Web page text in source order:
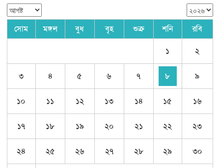
সোম মঙ্গল বুধ বৃহ শুক্র শনি রবি
১ ২
৩ ৪ ৫ ৬ ৭ ৮ ৯
১০ ১১ ১২ ১৩ ১৪ ১৫ ১৬
১৭ ১৮ ১৯ ২০ ২১ ২২ ২৩
২৪ ২৫ ২৬ ২৭ ২৮ ২৯ ৩০